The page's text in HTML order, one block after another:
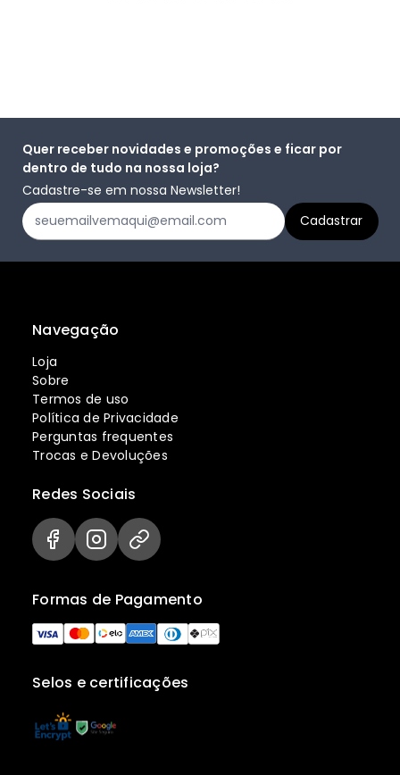
Quer receber novidades e promoções e ficar por
dentro de tudo na nossa loja?
Cadastre-se em nossa Newsletter!
Navegação
Loja
Sobre
Termos de uso
Política de Privacidade
Perguntas frequentes
Trocas e Devoluções
Selos e certificações
Formas de Pagamento
Redes Sociais